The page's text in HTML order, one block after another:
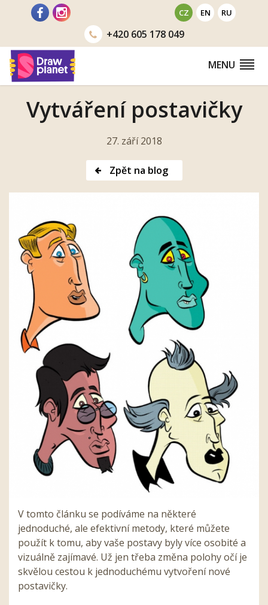
CZ EN RU
+420605 178 049
MENU
Vytváření postavičky
27. září 2018
Zpět na blog
V tomto článku se podíváme na některé
jednoduché, ale efektivní metody, které můžete
použít k tomu, aby vaše postavy byly více osobité a
vizuálně zajímavé. Už jen třeba změna polohy očí je
skvělou cestou k jednoduchému vytvoření nové
postavičky.